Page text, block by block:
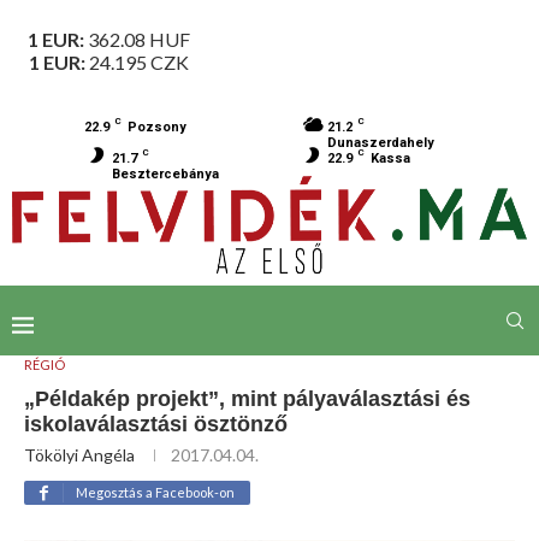
1 EUR: 362.08 HUF
1 EUR: 24.195 CZK
22.9 C Pozsony 21.2 C
Dunaszerdahely
21.7 C
Besztercebánya
22.9 C Kassa
RÉGIÓ
„Példakép projekt”, mint pályaválasztási és
iskolaválasztási ösztönző
Tökölyi Angéla 2017.04.04.
Megosztás a Facebook-on